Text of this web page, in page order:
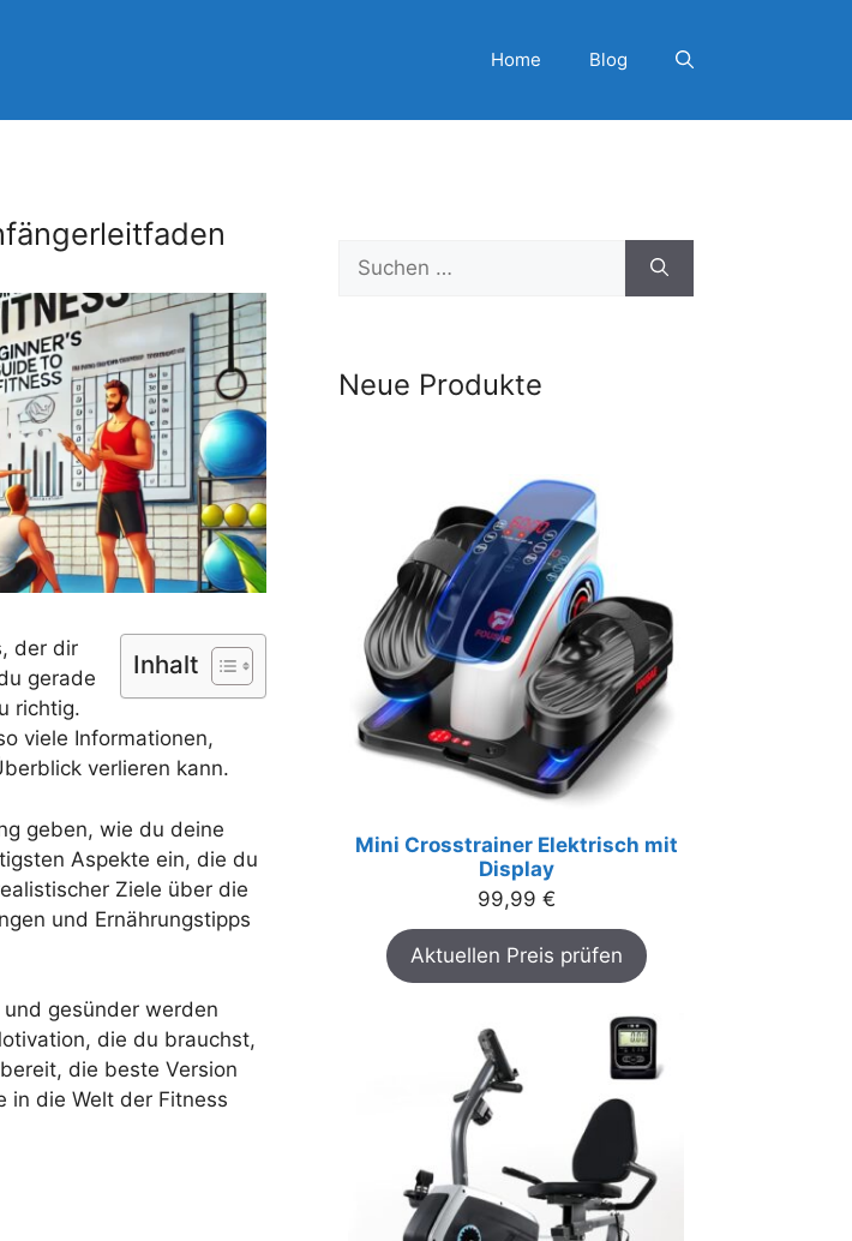
Home Blog
Inhalt
der dir
gerade
richtig.
viele Informationen,
verlieren kann.
geben, wie du deine
Aspekte ein, die du
Ziele über die
und Ernährungstipps
gesünder werden
die du brauchst,
die beste Version
in die Welt der Fitness
Suchen
nach:
Neue Produkte
Mini Crosstrainer Elektrisch mit
Display
99,99 €
Aktuellen Preis prüfen